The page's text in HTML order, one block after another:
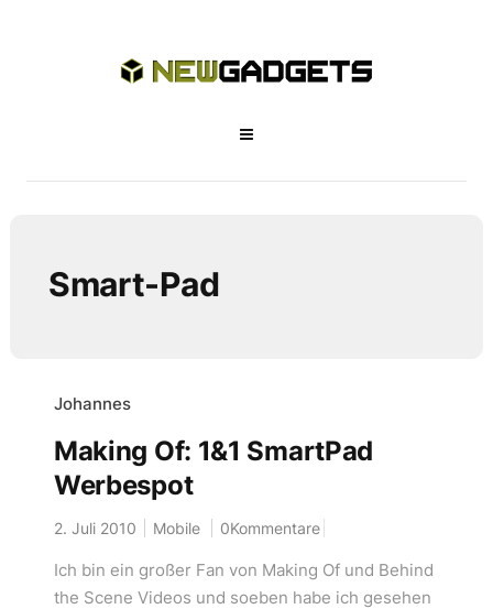
Smart-Pad
Johannes
Making Of: 1&1 SmartPad
Werbespot
2. Juli 2010 Mobile 0Kommentare
Ich bin ein großer Fan von Making Of und Behind
the Scene Videos und soeben habe ich gesehen